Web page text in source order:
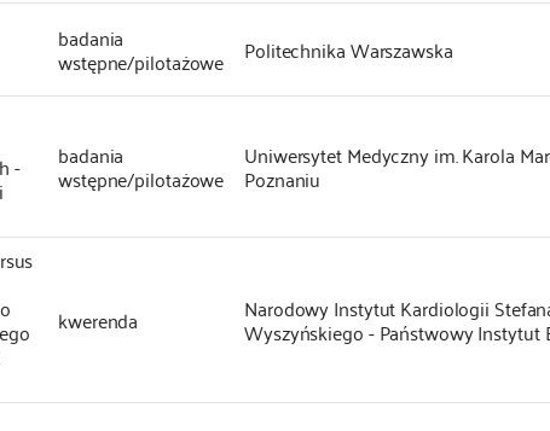
badania
wstępne/pilotażowe Politechnika Warszawska
- badania
wstępne/pilotażowe
Uniwersytet Medyczny im. Karola
Poznaniu
kwerenda Narodowy Instytut Kardiologii
Wyszyńskiego - Państwowy Instytut